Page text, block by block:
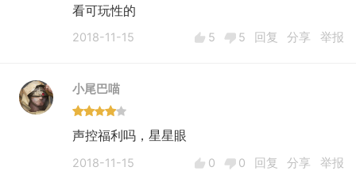
看可玩性的
2018-11-15 5 5 回复 分享 举报
小尾巴喵
声控福利吗，星星眼
2018-11-15 0 0 回复 分享 举报